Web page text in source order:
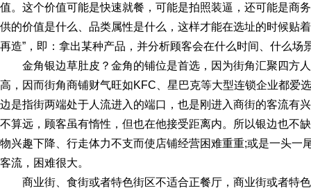
值。这个价值可能是快速就餐，可能是拍照装逼，还可能是商
供的价值是什么、品类属性是什么，这样才能在选址的时候贴
再造”，即：拿出某种产品，并分析顾客会在什么时间、什么场
金角银边草肚皮？ 金角的铺位是首选，因为街角汇聚四方
高，因而街角商铺财气旺如KFC、星巴克等大型连锁企业都爱
边是指街两端处于人流进入的端口，也是刚进入商街的客流有
不算远，顾客虽有惰性，但也在他接受距离内。所以银边也不
物兴趣下降、行走体力不支而使店铺经营困难重重;或是一头一
客流，困难很大。
商业街、食街或者特色街区不适合正餐厅，商业街或者特